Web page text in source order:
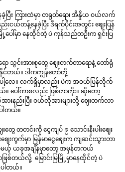
ပြီး ကြားထဲမှာ တရုတ်ရော၊ အိန္ဒိယ ဝယ်လက်
းငယ်တန့်နေခဲ့ပြီး ဒီရက်ပိုင်းအတွင်း ဈေးပြန်
ါ်မှာ နေထိုင်တဲ့ ပဲ ကုန်သည်တဦးက ရှင်းပြ
သွင်းအားစုတွေ ဈေးတက်တာရောနဲ့ တော်ရုံ
တယ်။ ဒါကကျွန်တော်တို့
ါ့လေ။ လက်ရှိမှာလည်း ပဲက အဝယ်ပြန်လိုက်
ပေါ်ကာစလည်း ဖြစ်တာကိုး။ ဆိုတော့
းနည်းပြီး ဝယ်လိုအားများလို့ ဈေးတက်လာ
ါတယ်။
ေ တတင်းကို ငွေကျပ် ၉ သောင်းနီးပါးဈေး
းကွက်မှာ မြန်မာငွေဈေးက ကျဆင်းသွားတာ
မယ့် ယခုအချိန်မှာတော့ အမှန်တကယ်
စ်တယ်လို့ မြောင်းမြမြို့မှာနေထိုင်တဲ့ ပဲ
ါတယ်။